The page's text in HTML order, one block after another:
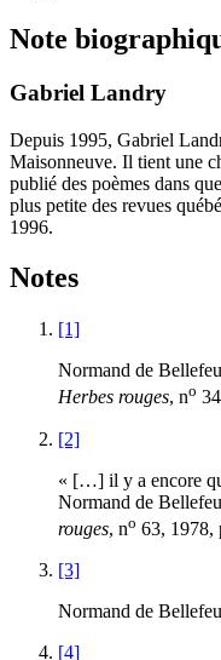
Note
Gabriel Landry
Depuis 1995, Gabriel
Maisonneuve. Il tient une
publié des poèmes dans
plus petite des revues
1996.
Notes
[1]
Normand de
Herbes rouges, no 34
[2]
« […] il y a encore
Normand de
rouges, no 63, 1978,
[3]
Normand de
[4]